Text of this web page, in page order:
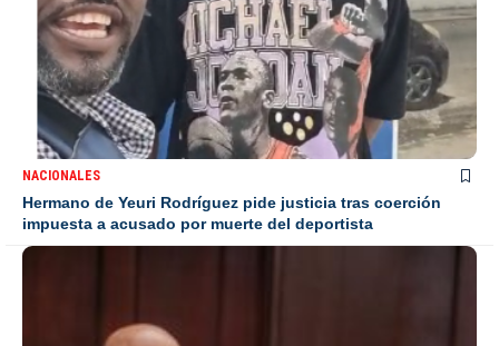
NACIONALES
Hermano de Yeuri Rodríguez pide justicia tras coerción
impuesta a acusado por muerte del deportista